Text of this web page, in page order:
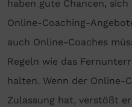
haben gute Chancen,
Online-Coaching-
auch Online-Coaches
Regeln wie das
halten. Wenn der Online-
Zulassung hat, verstößt